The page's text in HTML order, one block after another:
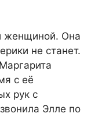
женщиной. Она
не станет.
с её
рук с
Элле по